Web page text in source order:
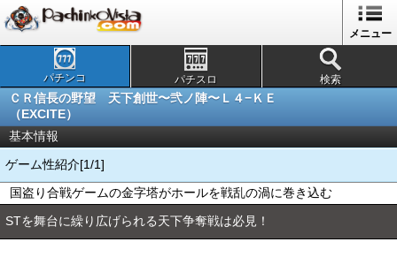
メニュー
パチンコ パチスロ 検索
ＣＲ信長の野望 天下創世〜弐ノ陣〜Ｌ４−ＫＥ
（EXCITE）
基本情報
ゲーム性紹介[1/1]
国盗り合戦ゲームの金字塔がホールを戦乱の渦に巻き込む
STを舞台に繰り広げられる天下争奪戦は必見！